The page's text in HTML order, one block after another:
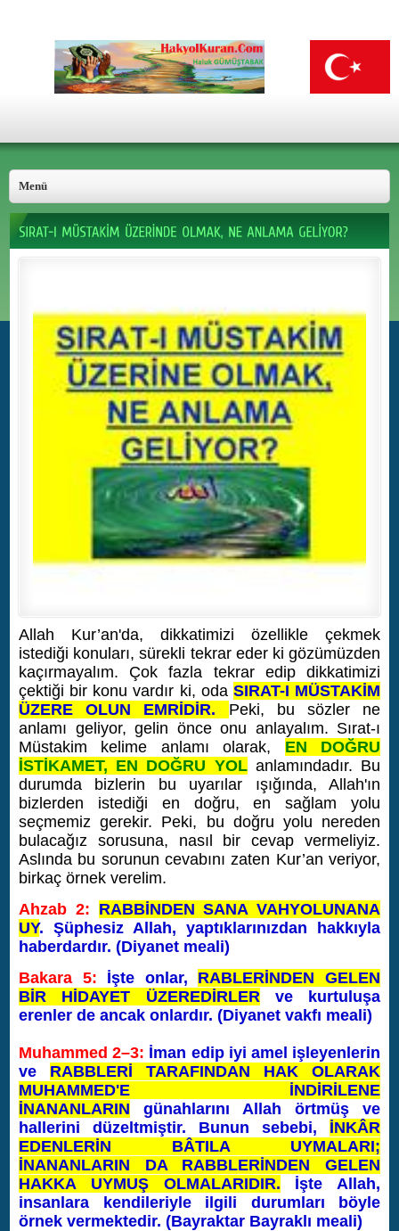
Allah Kur’an'da, dikkatimizi özellikle çekmek
istediği konuları, sürekli tekrar eder ki gözümüzden
kaçırmayalım. Çok fazla tekrar edip dikkatimizi
çektiği bir konu vardır ki, oda SIRAT-I MÜSTAKİM
ÜZERE OLUN EMRİDİR. Peki, bu sözler ne
anlamı geliyor, gelin önce onu anlayalım. Sırat-ı
Müstakim kelime anlamı olarak, EN DOĞRU
İSTİKAMET, EN DOĞRU YOLanlamındadır. Bu
durumda bizlerin bu uyarılar ışığında, Allah'ın
bizlerden istediği en doğru, en sağlam yolu
seçmemiz gerekir. Peki, bu doğru yolu nereden
bulacağız sorusuna, nasıl bir cevap vermeliyiz.
Aslında bu sorunun cevabını zaten Kur’an veriyor,
birkaç örnek verelim.
Ahzab 2: RABBİNDEN SANA VAHYOLUNANA
UY. Şüphesiz Allah, yaptıklarınızdan hakkıyla
haberdardır. (Diyanet meali)
Bakara 5: İşte onlar, RABLERİNDEN GELEN
BİR HİDAYET ÜZEREDİRLERve kurtuluşa
erenler de ancak onlardır. (Diyanet vakfı meali)
Muhammed 2–3: İman edip iyi amel işleyenlerin
ve RABBLERİ TARAFINDAN HAK OLARAK
MUHAMMED'E İNDİRİLENE
İNANANLARIN günahlarını Allah örtmüş ve
hallerini düzeltmiştir. Bunun sebebi, İNKÂR
EDENLERİN BÂTILA UYMALARI;
İNANANLARIN DA RABBLERİNDEN GELEN
HAKKA UYMUŞ OLMALARIDIR. İşte Allah,
insanlara kendileriyle ilgili durumları böyle
örnek vermektedir. (Bayraktar Bayraklı meali)